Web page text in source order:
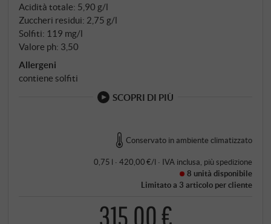
Acidità totale: 5,90 g/l
Zuccheri residui: 2,75 g/l
Solfiti: 119 mg/l
Valore ph: 3,50
Allergeni
contiene solfiti
SCOPRI DI PIÙ
Conservato in ambiente climatizzato
0,75 l · 420,00 €/l · IVA inclusa, più spedizione
8 unità disponibile
Limitato a 3 articolo per cliente
315,00 €